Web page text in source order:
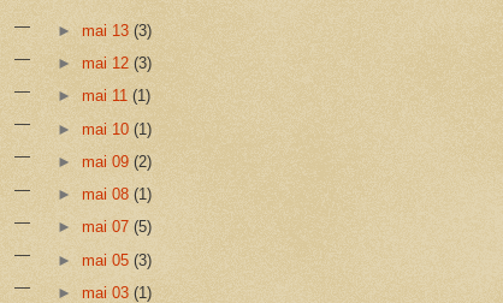
► mai 13 (3)
► mai 12 (3)
► mai 11 (1)
► mai 10 (1)
► mai 09 (2)
► mai 08 (1)
► mai 07 (5)
► mai 05 (3)
► mai 03 (1)